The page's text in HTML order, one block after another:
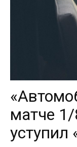
матче 1/
уступил